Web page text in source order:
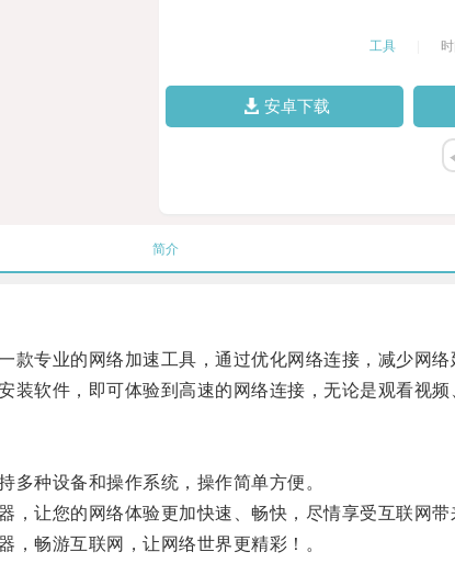
工具
安卓下载
简介
专业的网络加速工具，通过优化网络连接，减少网络
软件，即可体验到高速的网络连接，无论是观看视频
种设备和操作系统，操作简单方便。
让您的网络体验更加快速、畅快，尽情享受互联网带
畅游互联网，让网络世界更精彩！。